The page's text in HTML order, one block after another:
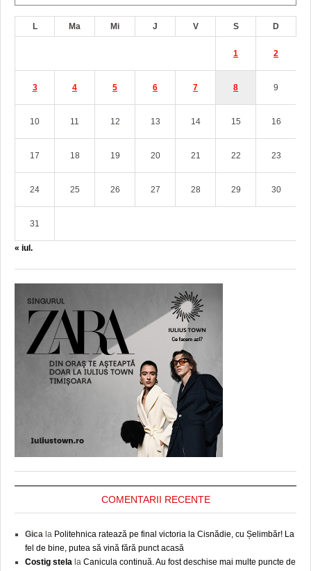
L Ma Mi J V S D
1 2
3 4 5 6 7 8 9
10 11 12 13 14 15 16
17 18 19 20 21 22 23
24 25 26 27 28 29 30
31
« iul.
COMENTARII RECENTE
Gica la Politehnica ratează pe final victoria la Cisnădie, cu Șelimbăr! La
fel de bine, putea să vină fără punct acasă
Costig stela la Canicula continuă. Au fost deschise mai multe puncte de